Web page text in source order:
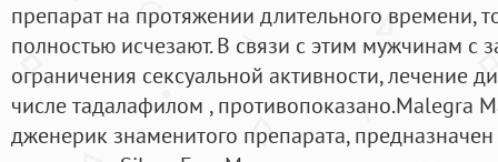
препарат на протяжении длительного времени,
полностью исчезают. В связи с этим мужчинам
ограничения сексуальной активности, лечение
числе тадалафилом , противопоказано.Malegra
дженерик знаменитого препарата,